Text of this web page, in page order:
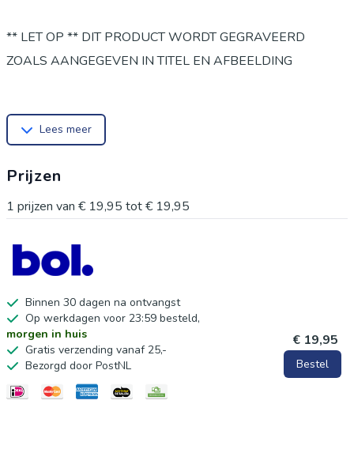
** LET OP ** DIT PRODUCT WORDT GEGRAVEERD
ZOALS AANGEGEVEN IN TITEL EN AFBEELDING
gravering. Materiaal: Metaal
Lengte Uitgeklapt: 20 CM
Kleur: Zwart
Lees meer
Prijzen
1 prijzen van € 19,95 tot€ 19,95
Binnen 30 dagen na ontvangst
Op werkdagen voor 23:59 besteld,
morgen in huis
Gratis verzending vanaf 25,-
Bezorgd door PostNL
€ 19,95
Bestel